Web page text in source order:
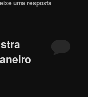
uma resposta